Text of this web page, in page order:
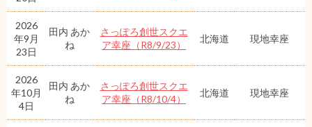
2026
年9月
23日
田内 あか
ね
さっぽろ創世スクエ
ア幸座（R8/9/23）
北海道 現地幸座
2026
年10月
4日
田内 あか
ね
さっぽろ創世スクエ
ア幸座（R8/10/4）
北海道 現地幸座